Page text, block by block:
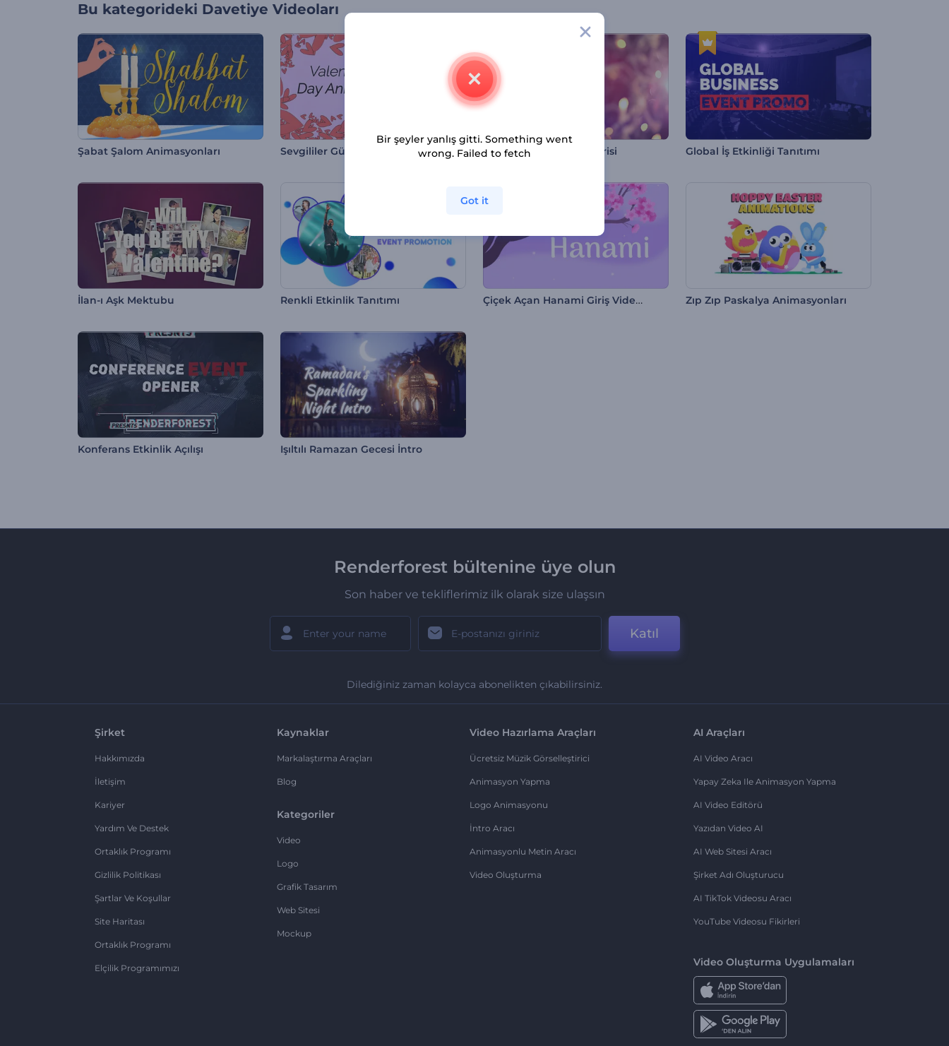
Bu kategorideki Davetiye Videoları
Şabat Şalom Animasyonları Sevgililer Günü Animasyonu Noel Partisi Slayt Gösterisi Global İş Etkinliği Tanıtımı
İlan-ı Aşk Mektubu Renkli Etkinlik Tanıtımı Çiçek Açan Hanami Giriş Videosu Zıp Zıp Paskalya Animasyonları
Konferans Etkinlik Açılışı Işıltılı Ramazan Gecesi İntro
Renderforest bültenine üye olun
Son haber ve tekliflerimiz ilk olarak size ulaşsın
Katıl
Dilediğiniz zaman kolayca abonelikten çıkabilirsiniz.
Şirket
Hakkımızda
İletişim
Kariyer
Yardım Ve Destek
Ortaklık Programı
Gizlilik Politikası
Şartlar Ve Koşullar
Site Haritası
Ortaklık Programı
Elçilik Programımızı
Kaynaklar
Markalaştırma Araçları
Blog
Kategoriler
Video
Logo
Grafik Tasarım
Web Sitesi
Mockup
Video Hazırlama Araçları
Ücretsiz Müzik Görselleştirici
Animasyon Yapma
Logo Animasyonu
İntro Aracı
Animasyonlu Metin Aracı
Video Oluşturma
AI Araçları
AI Video Aracı
Yapay Zeka Ile Animasyon Yapma
AI Video Editörü
Yazıdan Video AI
AI Web Sitesi Aracı
Şirket Adı Oluşturucu
AI TikTok Videosu Aracı
YouTube Videosu Fikirleri
Video Oluşturma Uygulamaları
Bir şeyler yanlış gitti. Something went
wrong. Failed to fetch
Got it